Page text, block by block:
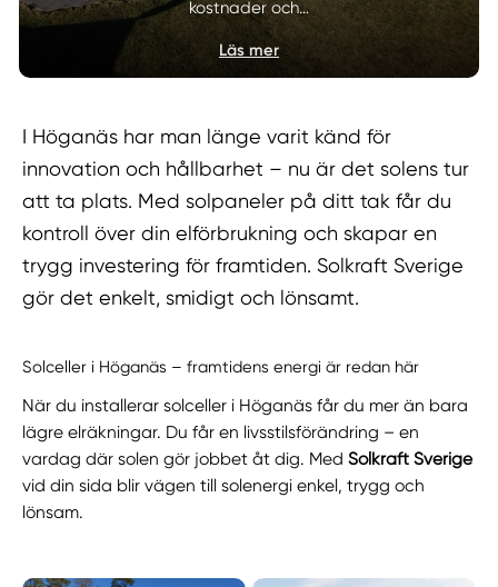
kostnader och…
Läs mer
I Höganäs har man länge varit känd för
innovation och hållbarhet – nu är det solens tur
att ta plats. Med solpaneler på ditt tak får du
kontroll över din elförbrukning och skapar en
trygg investering för framtiden. Solkraft Sverige
gör det enkelt, smidigt och lönsamt.
Solceller i Höganäs – framtidens energi är redan här
När du installerar solceller i Höganäs får du mer än bara
lägre elräkningar. Du får en livsstilsförändring – en
vardag där solen gör jobbet åt dig. MedSolkraft Sverige
vid din sida blir vägen till solenergi enkel, trygg och
lönsam.